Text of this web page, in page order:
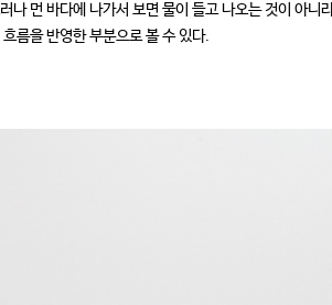
나 먼 바다에 나가서 보면 물이 들고 나오는 것이 아
름을 반영한 부분으로 볼 수 있다.